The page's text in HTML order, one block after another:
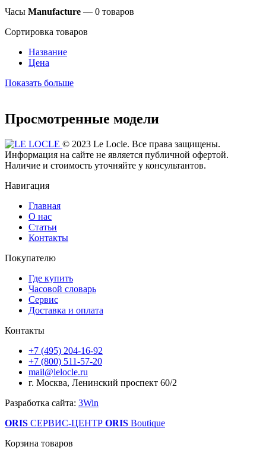
Часы Manufacture — 0 товаров
Сортировка товаров
Название
Цена
Показать больше
Просмотренные модели
© 2023 Le Locle. Все права защищены.
Информация на сайте не является публичной офертой.
Наличие и стоимость уточняйте у консультантов.
Навигация
Главная
О нас
Статьи
Контакты
Покупателю
Где купить
Часовой словарь
Сервис
Доставка и оплата
Контакты
+7 (495) 204-16-92
+7 (800) 511-57-20
mail@lelocle.ru
г. Москва, Ленинский проспект 60/2
Разработка сайта: 3Win
ORIS СЕРВИС-ЦЕНТР ORIS Boutique
Корзина товаров